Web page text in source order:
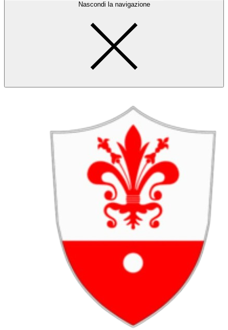
Nascondi la navigazione